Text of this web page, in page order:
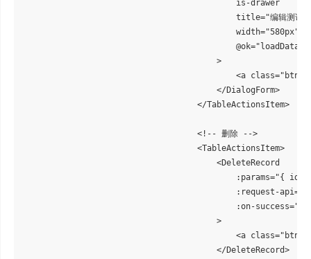
                                            is-drawer
                                            title="编辑测试"
                                            width="580px"
                                            @ok="loadData"
                                        >
<a class="btn-
                                        </DialogForm>
                                    </TableActionsItem>
                                    <!-- 删除 -->
                                    <TableActionsItem>
                                        <DeleteRecord
:params="{ id:
:request-
:on-
                                        >
<a class="btn-
                                        </DeleteRecord>